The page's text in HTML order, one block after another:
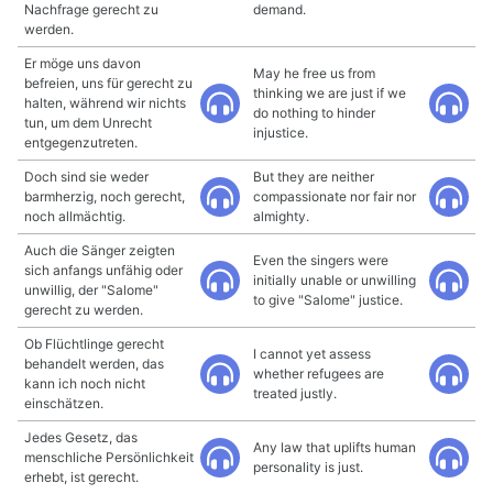
Nachfrage gerecht zu
werden.
demand.
Er möge uns davon
befreien, uns für gerecht zu
halten, während wir nichts
tun, um dem Unrecht
entgegenzutreten.
May he free us from
thinking we are just if we
do nothing to hinder
injustice.
Doch sind sie weder
barmherzig, noch gerecht,
noch allmächtig.
But they are neither
compassionate nor fair nor
almighty.
Auch die Sänger zeigten
sich anfangs unfähig oder
unwillig, der "Salome"
gerecht zu werden.
Even the singers were
initially unable or unwilling
to give "Salome" justice.
Ob Flüchtlinge gerecht
behandelt werden, das
kann ich noch nicht
einschätzen.
I cannot yet assess
whether refugees are
treated justly.
Jedes Gesetz, das
menschliche Persönlichkeit
erhebt, ist gerecht.
Any law that uplifts human
personality is just.